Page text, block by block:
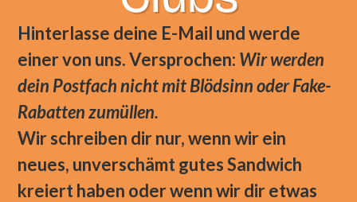
Hinterlasse deine E-Mail und werde
einer von uns. Versprochen: Wir werden
dein Postfach nicht mit Blödsinn oder Fake-
Rabatten zumüllen.
Wir schreiben dir nur, wenn wir ein
neues, unverschämt gutes Sandwich
kreiert haben oder wenn wir dir etwas